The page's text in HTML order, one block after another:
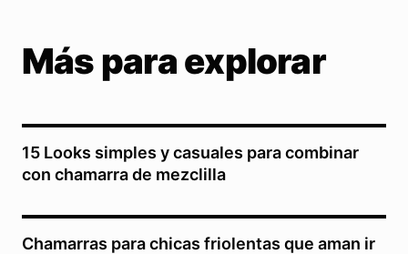
Más para explorar
15 Looks simples y casuales para combinar
con chamarra de mezclilla
Chamarras para chicas friolentas que aman ir